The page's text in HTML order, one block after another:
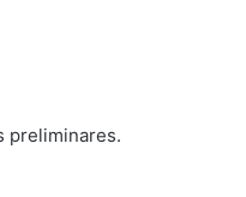
preliminares.